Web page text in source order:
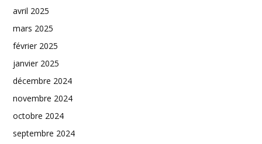
avril 2025
mars 2025
février 2025
janvier 2025
décembre 2024
novembre 2024
octobre 2024
septembre 2024